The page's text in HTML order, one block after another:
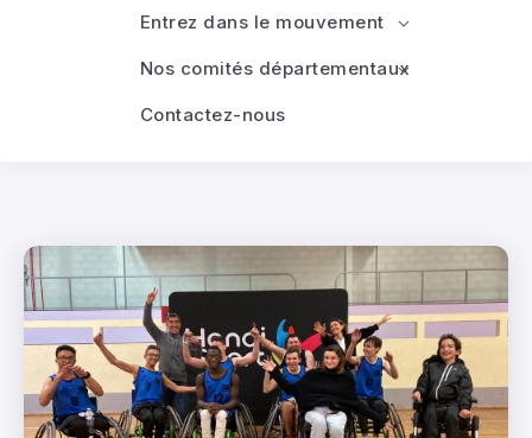
Entrez dans le mouvement
Nos comités départementaux
Contactez-nous